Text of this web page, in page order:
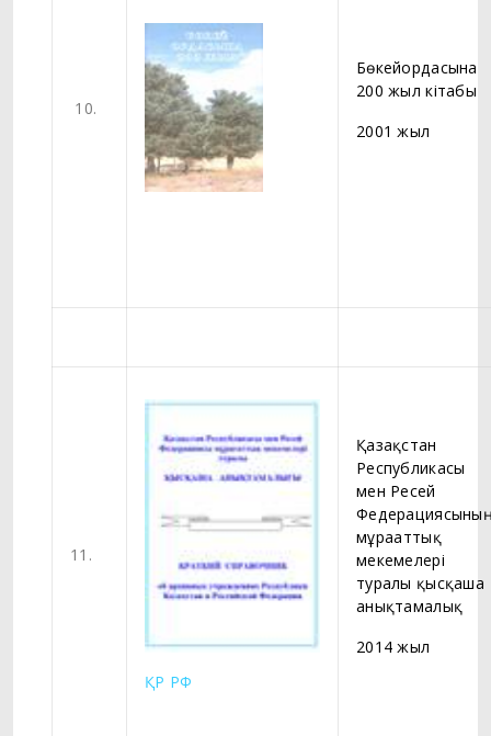
10.
Бөкейордасына
200 жыл кітабы
2001 жыл
11.
ҚР РФ
Қазақстан
Республикасы
мен Ресей
мұрағаттық
мекемелері
туралы қысқаша
анықтамалық
2014 жыл